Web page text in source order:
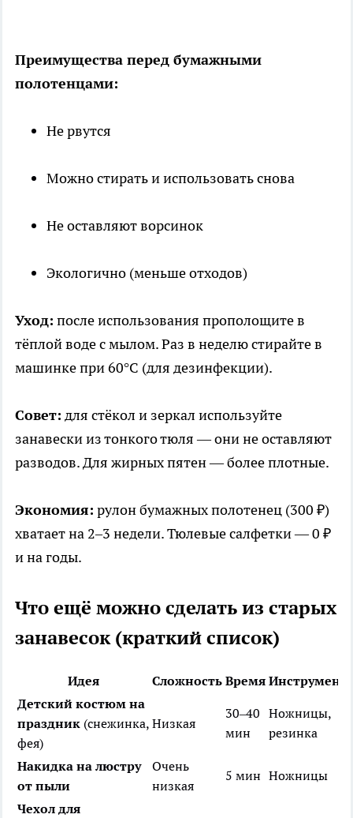
Преимущества перед бумажными
полотенцами:
Не рвутся
Можно стирать и использовать снова
Не оставляют ворсинок
Экологично (меньше отходов)
Уход: после использования прополощите в
тёплой воде с мылом. Раз в неделю стирайте в
машинке при 60°C (для дезинфекции).
Совет: для стёкол и зеркал используйте
занавески из тонкого тюля — они не оставляют
разводов. Для жирных пятен — более плотные.
Экономия: рулон бумажных полотенец (300 ₽)
хватает на 2–3 недели. Тюлевые салфетки — 0 ₽
и на годы.
Что ещё можно сделать из старых
занавесок (краткий список)
Идея Сложность Время
Детский костюм на
праздник (снежинка,
фея)
Низкая
30–40
мин
Ножницы,
резинка
Накидка на люстру
от пыли
Очень
низкая
5 мин Ножницы
Чехол для